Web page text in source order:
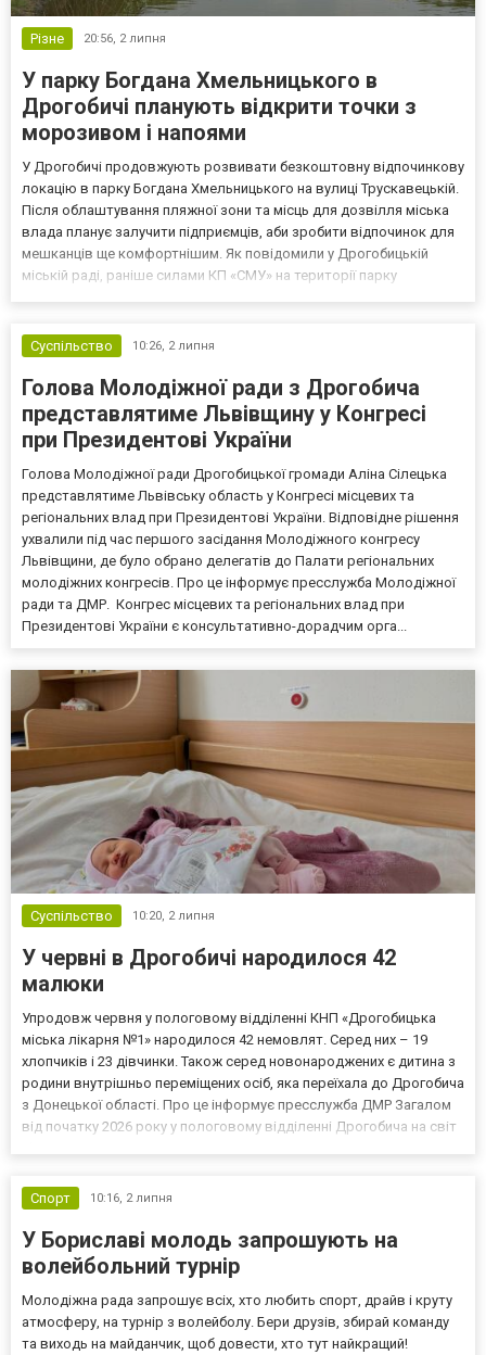
Різне 20:56, 2 липня
У парку Богдана Хмельницького в
Дрогобичі планують відкрити точки з
морозивом і напоями
У Дрогобичі продовжують розвивати безкоштовну відпочинкову
локацію в парку Богдана Хмельницького на вулиці Трускавецькій.
Після облаштування пляжної зони та місць для дозвілля міська
влада планує залучити підприємців, аби зробити відпочинок для
мешканців ще комфортнішим. Як повідомили у Дрогобицькій
міській раді, раніше силами КП «СМУ» на території парку
Суспільство
10:26, 2 липня
Голова Молодіжної ради з Дрогобича
представлятиме Львівщину у Конгресі
при Президентові України
Голова Молодіжної ради Дрогобицької громади Аліна Сілецька
представлятиме Львівську область у Конгресі місцевих та
регіональних влад при Президентові України. Відповідне рішення
ухвалили під час першого засідання Молодіжного конгресу
Львівщини, де було обрано делегатів до Палати регіональних
молодіжних конгресів. Про це інформує пресслужба Молодіжної
ради та ДМР. Конгрес місцевих та регіональних влад при
Президентові України є консультативно-дорадчим орга...
Суспільство 10:20, 2 липня
У червні в Дрогобичі народилося 42
малюки
Упродовж червня у пологовому відділенні КНП «Дрогобицька
міська лікарня №1» народилося 42 немовлят. Серед них – 19
хлопчиків і 23 дівчинки. Також серед новонароджених є дитина з
родини внутрішньо переміщених осіб, яка переїхала до Дрогобича
з Донецької області. Про це інформує пресслужба ДМР Загалом
від початку 2026 року у пологовому відділенні Дрогобича на світ
Спорт
10:16, 2 липня
У Бориславі молодь запрошують на
волейбольний турнір
Молодіжна рада запрошує всіх, хто любить спорт, драйв і круту
атмосферу, на турнір з волейболу. Бери друзів, збирай команду
та виходь на майданчик, щоб довести, хто тут найкращий!